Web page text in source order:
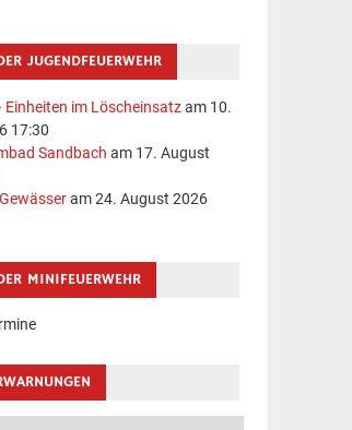
JUGENDFEUERWEHR
Einheiten im Löscheinsatzam 10.
17:30
Sandbach am 17. August
am 24. August 2026
MINIFEUERWEHR